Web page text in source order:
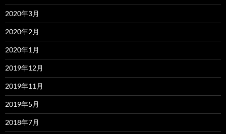
2020年3月
2020年2月
2020年1月
2019年12月
2019年11月
2019年5月
2018年7月